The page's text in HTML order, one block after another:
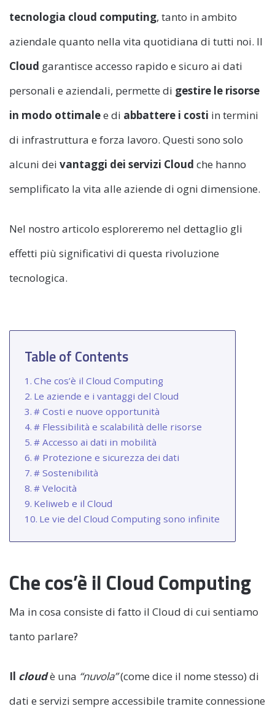
tecnologia cloud computing, tanto in ambito
aziendale quanto nella vita quotidiana di tutti noi. Il
Cloud garantisce accesso rapido e sicuro ai dati
personali e aziendali, permette di gestire le risorse
in modo ottimalee di abbattere i costi in termini
di infrastruttura e forza lavoro. Questi sono solo
alcuni dei vantaggi dei servizi Cloud che hanno
semplificato la vita alle aziende di ogni dimensione.
Nel nostro articolo esploreremo nel dettaglio gli
effetti più significativi di questa rivoluzione
tecnologica.
Table of Contents
Che cos’è il Cloud Computing
Le aziende e i vantaggi del Cloud
# Costi e nuove opportunità
# Flessibilità e scalabilità delle risorse
# Accesso ai dati in mobilità
# Protezione e sicurezza dei dati
# Sostenibilità
# Velocità
Keliweb e il Cloud
Le vie del Cloud Computing sono infinite
Che cos’è il Cloud Computing
Ma in cosa consiste di fatto il Cloud di cui sentiamo
tanto parlare?
Il cloudè una “nuvola”(come dice il nome stesso) di
dati e servizi sempre accessibile tramite connessione